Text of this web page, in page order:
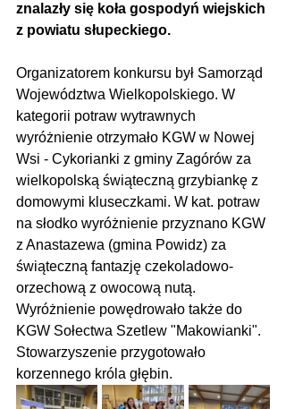
znalazły się koła gospodyń wiejskich
z powiatu słupeckiego.
Organizatorem konkursu był Samorząd
Województwa Wielkopolskiego. W
kategorii potraw wytrawnych
wyróżnienie otrzymało KGW w Nowej
Wsi - Cykorianki z gminy Zagórów za
wielkopolską świąteczną grzybiankę z
domowymi kluseczkami. W kat. potraw
na słodko wyróżnienie przyznano KGW
z Anastazewa (gmina Powidz) za
świąteczną fantazję czekoladowo-
orzechową z owocową nutą.
Wyróżnienie powędrowało także do
KGW Sołectwa Szetlew "Makowianki".
Stowarzyszenie przygotowało
korzennego króla głębin.